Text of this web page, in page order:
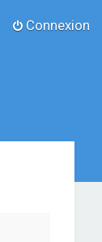
Connexion